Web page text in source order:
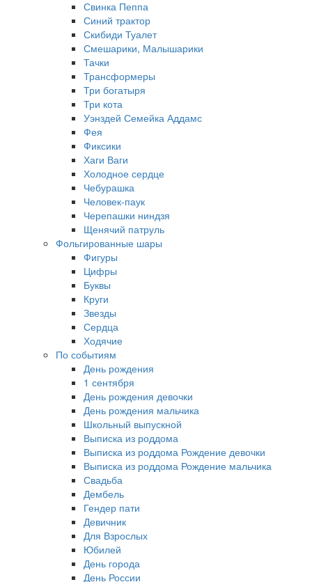
Свинка Пеппа
Синий трактор
Скибиди Туалет
Смешарики, Малышарики
Тачки
Трансформеры
Три богатыря
Три кота
Уэнздей Семейка Аддамс
Фея
Фиксики
Хаги Ваги
Холодное сердце
Чебурашка
Человек-паук
Черепашки ниндзя
Щенячий патруль
Фольгированные шары
Фигуры
Цифры
Буквы
Круги
Звезды
Сердца
Ходячие
По событиям
День рождения
1 сентября
День рождения девочки
День рождения мальчика
Школьный выпускной
Выписка из роддома
Выписка из роддома Рождение девочки
Выписка из роддома Рождение мальчика
Свадьба
Дембель
Гендер пати
Девичник
Для Взрослых
Юбилей
День города
День России